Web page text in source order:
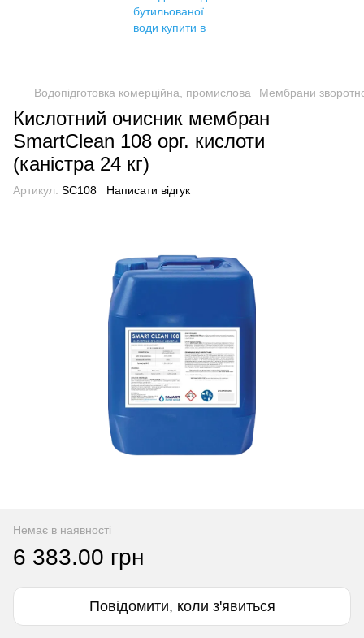
Водопідготовка комерційна, промислова Мембрани
Кислотний очисник мембран
SmartClean 108 орг. кислоти
(каністра 24 кг)
Артикул: SC108 Написати відгук
Немає в наявності
6 383.00 грн
Повідомити, коли з'явиться